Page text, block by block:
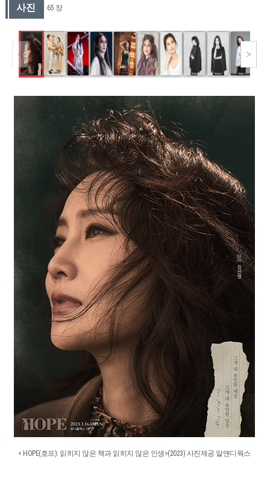
사진 65 장
< HOPE(호프): 읽히지 않은 책과 읽히지 않은 인생>(2023) 사진제공 알앤디웍스